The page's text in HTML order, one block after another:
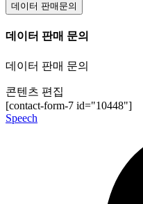
데이터 판매문의
데이터 판매 문의
데이터 판매 문의
콘텐츠 편집
[contact-form-7 id="10448"]
Speech